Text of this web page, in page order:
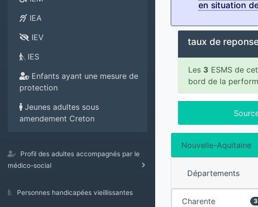
IEA
IEV
IES
Enfants ayant une mesure de
protection
Jeunes adultes sous
amendement Creton
Profil des adultes accompagnés par le
médico-social
Personnes handicapées vieillissantes
en situation
taux de
Les 3 ESMS de
bord de la
Nouvelle-Aquitaine
Départements
Charente